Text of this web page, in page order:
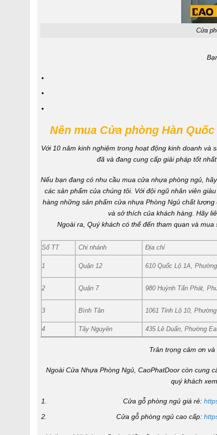
Cửa
Nên mua Cửa phòng Hàn
Với 10 năm kinh nghiệm trong hoạt động kinh doanh và
đã và đang cung cấp giảipháp tốt
Nếu bạn đang có nhu cầu mua cửa nhựa phòng ngủ,
các sản phẩm của chúng tôi. Với đội ngũ nhân viên
hàng những sản phẩm cửa nhựa Phòng Ngủ chất
và sở thích của khách hàng. Hãy
Ngoài ra, Quý khách có thể đến tham quan và
Số TT Chi nhánh Địa chỉ
1 Quận 12 610 Quốc Lộ 1A,
2 Quận 7 980 Huỳnh Tấn Phát,
3 Bình Tân 1061 Tỉnh Lộ 10,
4 Tây Nguyên 435 Lê Duẩn, Phường
Trân trọng cảm ơn
NgoàiCửa Nhựa Phòng Ngủ, CaoPhatDoor còn cung
quý khách
Cửa gỗ phòng ngủ giá rẻ:
Cửa gỗ phòng ngủ cao cấp: